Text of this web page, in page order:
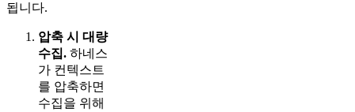
됩니다.
압축 시 대량
수집. 하네스
가 컨텍스트
를 압축하면
수집을 위해